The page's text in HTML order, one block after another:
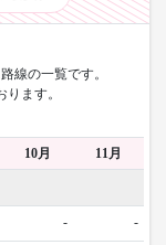
線の一覧です。
ます。
10月 11月
- -